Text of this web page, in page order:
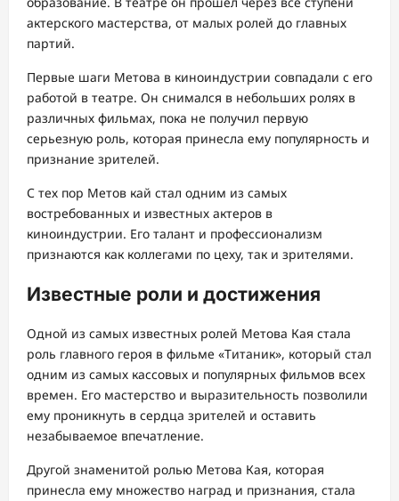
актерского мастерства, от малых ролей до главных
партий.
Первые шаги Метова в киноиндустрии совпадали с его
работой в театре. Он снимался в небольших ролях в
различных фильмах, пока не получил первую
серьезную роль, которая принесла ему популярность и
признание зрителей.
С тех пор Метов кай стал одним из самых
востребованных и известных актеров в
киноиндустрии. Его талант и профессионализм
признаются как коллегами по цеху, так и зрителями.
Известные роли и достижения
Одной из самых известных ролей Метова Кая стала
роль главного героя в фильме «Титаник», который стал
одним из самых кассовых и популярных фильмов всех
времен. Его мастерство и выразительность позволили
ему проникнуть в сердца зрителей и оставить
незабываемое впечатление.
Другой знаменитой ролью Метова Кая, которая
принесла ему множество наград и признания, стала